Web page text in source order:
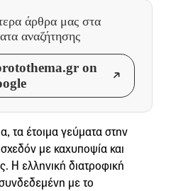
άρθρα μας στα
αναζήτησης
on
τα έτοιμα γεύματα στην
με καχυποψία και
Η ελληνική διατροφική
με το